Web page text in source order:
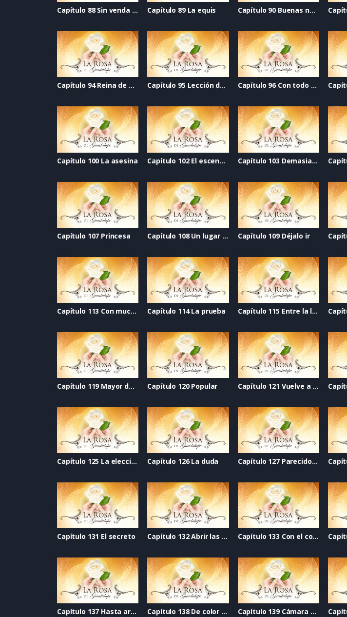
Capítulo 88 Sin venda en los ojos Capítulo 89 La equis Capítulo 90 Buenas noticias
Capítulo 94 Reina de belleza Capítulo 95 Lección de amor Capítulo 96 Con todo mi amor
Capítulo 100 La asesina Capítulo 102 El escenario de la vida Capítulo 103 Demasiado amor
Capítulo 107 Princesa Capítulo 108 Un lugar llamado hogar Capítulo 109 Déjalo ir
Capítulo 113 Con mucha bateria Capítulo 114 La prueba Capítulo 115 Entre la luz y la oscuridad
Capítulo 119 Mayor de edad Capítulo 120 Popular Capítulo 121 Vuelve a mí
Capítulo 125 La elección Capítulo 126 La duda Capítulo 127 Parecido al amor
Capítulo 131 El secreto Capítulo 132 Abrir las alas Capítulo 133 Con el corazón divido
Capítulo 137 Hasta arriba Capítulo 138 De color rosa Capítulo 139 Cámara web